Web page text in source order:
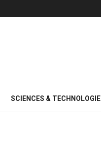
SCIENCES & TECHNOLOGIE